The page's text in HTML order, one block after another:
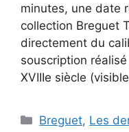
minutes, une date
collection Breguet
directement du
souscription
XVIIIe siècle
Catégories
Breguet, Les